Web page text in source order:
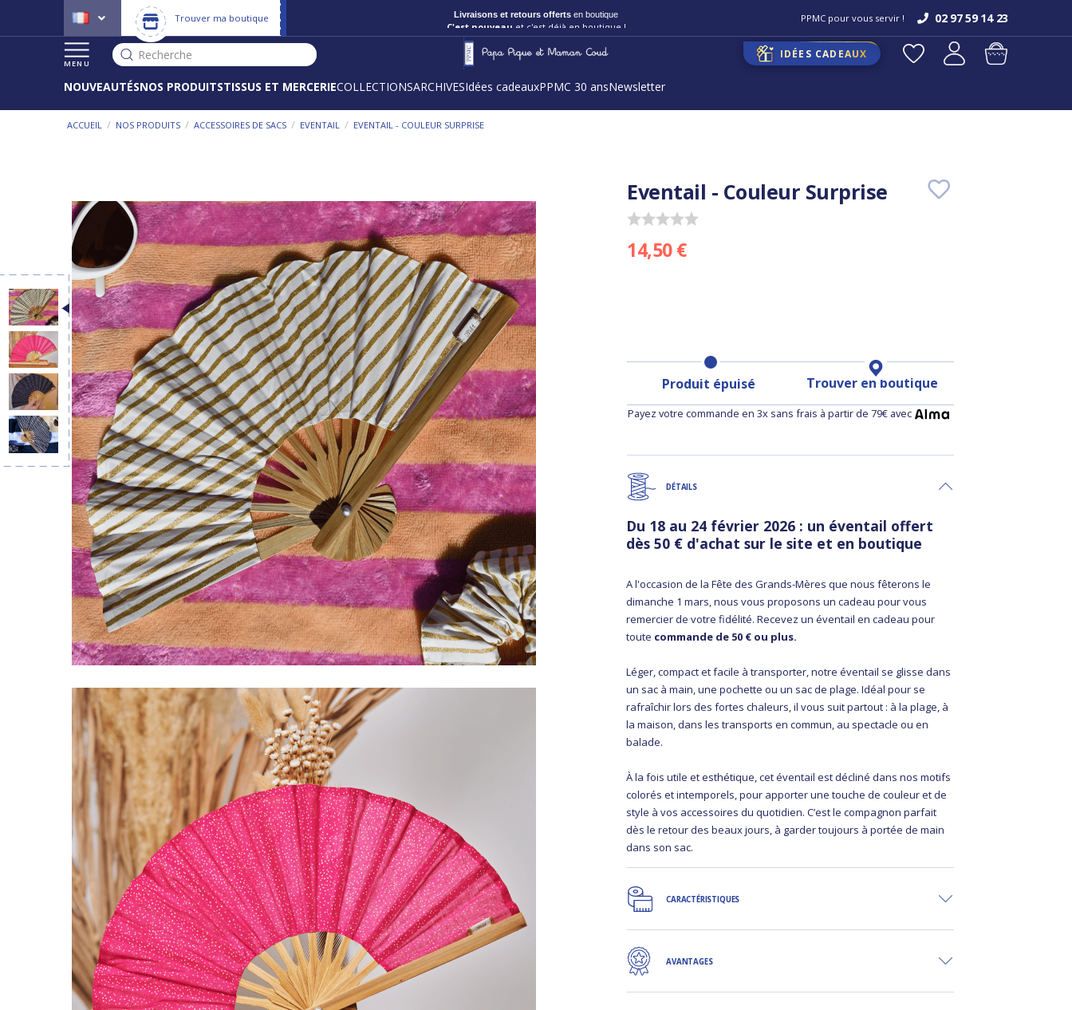
Trouver ma boutique PPMC pour vous servir ! 02 97 59 14 23
MENU
Recherche IDÉES CADEAUX
NOUVEAUTÉSNOS PRODUITSTISSUS ET MERCERIECOLLECTIONSARCHIVESIdées cadeauxPPMC 30 ansNewsletter
ACCUEIL / NOS PRODUITS / ACCESSOIRES DE SACS / EVENTAIL / EVENTAIL - COULEUR SURPRISE
Eventail - Couleur Surprise
14,50 €
Produit épuisé Trouver en boutique
Payez votre commande en 3x sans frais à partir de 79€ avec
DÉTAILS
Du 18 au 24 février 2026 : un éventail offert
dès 50 € d'achat sur le site et en boutique
A l'occasion de la Fête des Grands-Mères que nous fêterons le
dimanche 1 mars, nous vous proposons un cadeau pour vous
remercier de votre fidélité. Recevez un éventail en cadeau pour
toute commande de 50 € ou plus.
Léger, compact et facile à transporter, notre éventail se glisse dans
un sac à main, une pochette ou un sac de plage. Idéal pour se
rafraîchir lors des fortes chaleurs, il vous suit partout : à la plage, à
la maison, dans les transports en commun, au spectacle ou en
balade.
À la fois utile et esthétique, cet éventail est décliné dans nos motifs
colorés et intemporels, pour apporter une touche de couleur et de
style à vos accessoires du quotidien. C’est le compagnon parfait
dès le retour des beaux jours, à garder toujours à portée de main
dans son sac.
CARACTÉRISTIQUES
AVANTAGES